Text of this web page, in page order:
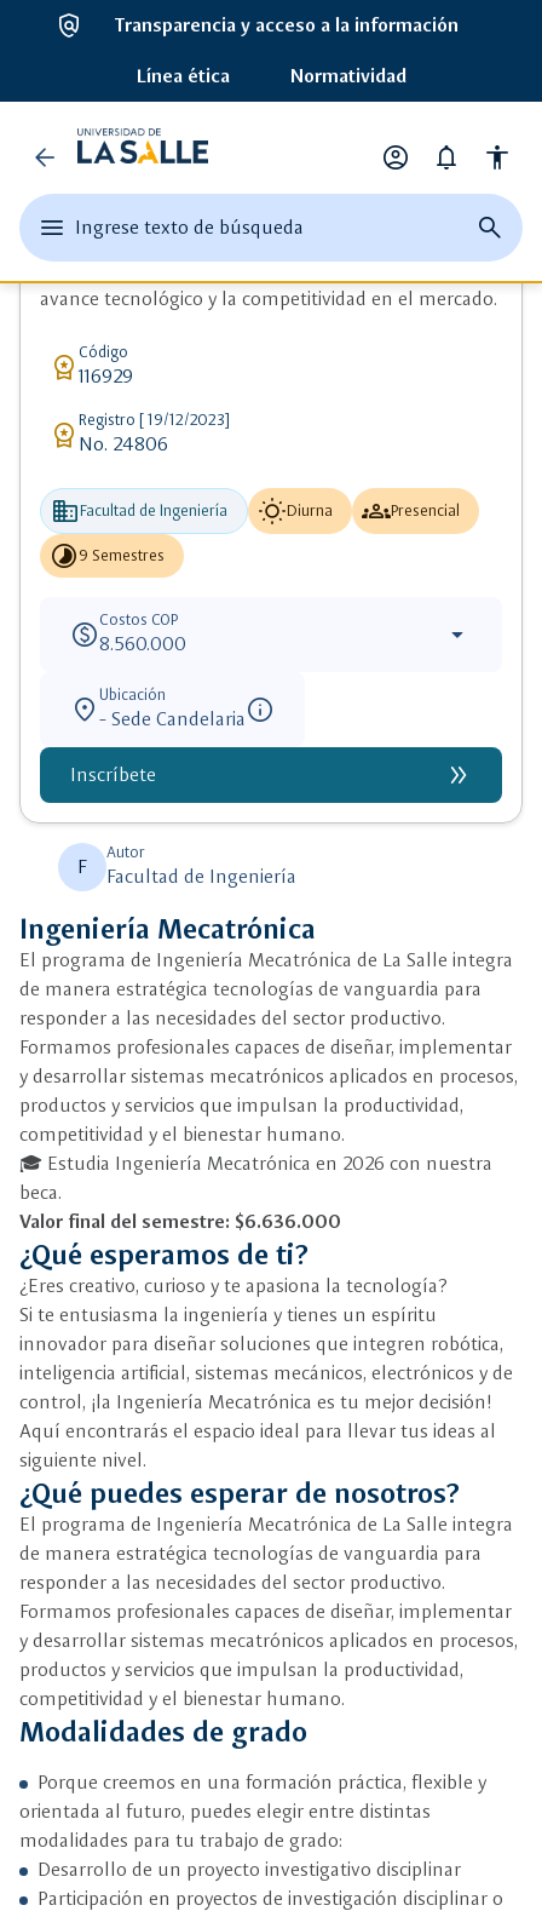
policy Transparencia y acceso a la información
Línea ética Normatividad
arrow_back
Universidad
de
la
Salle
menu
abrir
el
menu
Ingrese texto de búsqueda search
página
de
edit
Ingrese
texto
palabra
clave
close
cerrar
account_circle notifications accessibility
school
Ingeniería Mecatrónica
Integra mecánica, electrónica e informática para
desarrollar soluciones innovadoras orientadas al
avance tecnológico y la competitividad en el mercado.
workspace_premiumCódigo
116929
workspace_premium Registro [ 19/12/2023]
No. 24806
businessFacultad de Ingeniería wb_sunnyDiurna groupsPresencial
timelapse 9 Semestres
paid Costos COP
8.560.000 arrow_drop_down
location_on Ubicación
- Sede Candelariainfo
Inscríbete double_arrow
F
Autor
Facultad de Ingeniería
Ingeniería Mecatrónica
El programa de Ingeniería Mecatrónica de La Salle integra
de manera estratégica tecnologías de vanguardia para
responder a las necesidades del sector productivo.
Formamos profesionales capaces de diseñar, implementar
y desarrollar sistemas mecatrónicos aplicados en procesos,
productos y servicios que impulsan la productividad,
competitividad y el bienestar humano.
🎓 Estudia Ingeniería Mecatrónica en 2026 con nuestra
beca.
Valor final del semestre: $6.636.000
¿Qué esperamos de ti?
¿Eres creativo, curioso y te apasiona la tecnología?
Si te entusiasma la ingeniería y tienes un espíritu
innovador para diseñar soluciones que integren robótica,
inteligencia artificial, sistemas mecánicos, electrónicos y de
control, ¡la Ingeniería Mecatrónica es tu mejor decisión!
Aquí encontrarás el espacio ideal para llevar tus ideas al
siguiente nivel.
¿Qué puedes esperar de nosotros?
El programa de Ingeniería Mecatrónica de La Salle integra
de manera estratégica tecnologías de vanguardia para
responder a las necesidades del sector productivo.
Formamos profesionales capaces de diseñar, implementar
y desarrollar sistemas mecatrónicos aplicados en procesos,
productos y servicios que impulsan la productividad,
competitividad y el bienestar humano.
Modalidades de grado
Porque creemos en una formación práctica, flexible y
orientada al futuro, puedes elegir entre distintas
modalidades para tu trabajo de grado:
Desarrollo de un proyecto investigativo disciplinar
Participación en proyectos de investigación disciplinar o